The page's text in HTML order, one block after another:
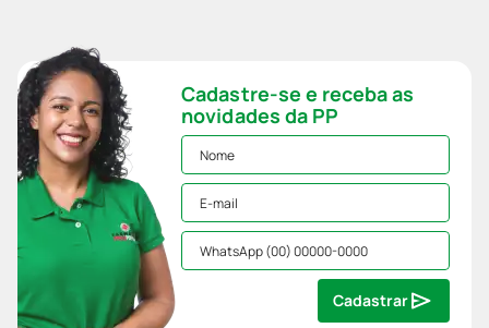
Cadastre-se e receba as
novidades da PP
Cadastrar